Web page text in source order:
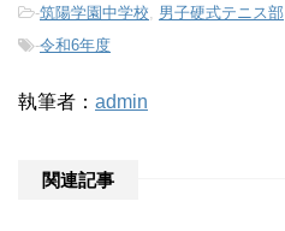
-筑陽学園中学校
男子硬式テニス部
-令和6年度
執筆者： admin
関連記事